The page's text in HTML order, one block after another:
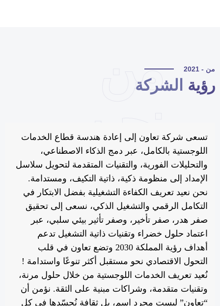
من
نحن
- 2021
الشركة
تسعى شركة تعاون إلى إعادة هندسة قطاع الخدمات
اللوجستية بالكامل، عبر دمج الذكاء الاصطناعي،
والتحليلات الفورية، والتقنيات المتقدمة لتحويل سلاسل
الإمداد إلى منظومة ذكية، ذاتية التكيف، ومستدامة.
نحن نعيد تعريف الكفاءة التشغيلية بفضل الابتكار في
التكامل الرقمي والتشغيل الذكي، نسعى إلى تحقيق
صفر هدر، صفر تأخير، وصفر تأثير بيئي سلبي، عبر
اعتماد حلول خضراء وتقنيات ذاتية التشغيل تدعم
أهداف رؤية المملكة 2030 وتضع تعاون في قلب
التحول الاقتصادي نحو مستقبل أكثر تنوعًا واستدامة !
نُعيد تعريف الخدمات اللوجستية من خلال حلول مرنة،
وتقنيات متقدمة، وشراكات مبنية على الثقة. نؤمن أن
“تعاون” ليست مجرد اسم، بل ثقافة نُجسّدها في كل